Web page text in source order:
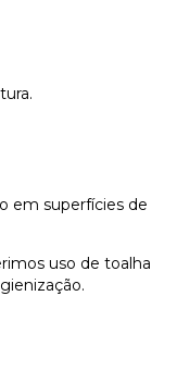
em superfícies de
uso de toalha